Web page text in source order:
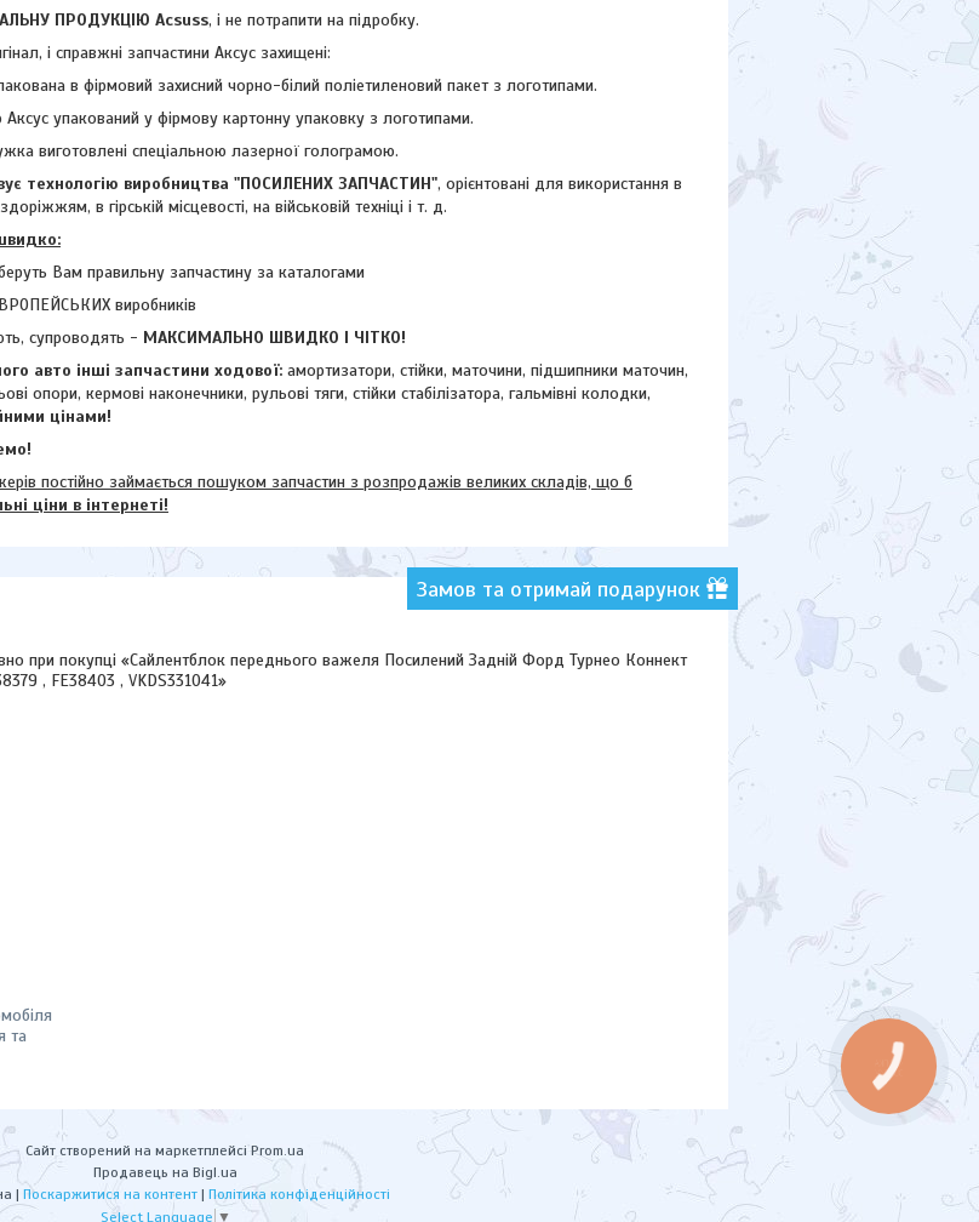
ПРОДУКЦІЮ Acsuss, і не потрапити на підробку.
і справжні запчастини Аксус захищені:
в фірмовий захисний чорно-білий поліетиленовий пакет з логотипами.
упакований у фірмову картонну упаковку з логотипами.
виготовлені спеціальною лазерної голограмою.
технологію виробництва "ПОСИЛЕНИХ ЗАПЧАСТИН", орієнтовані для використання в
в гірській місцевості, на військовій техніці і т. д.
Вам правильну запчастину за каталогами
виробників
супроводять - МАКСИМАЛЬНО ШВИДКО І ЧІТКО!
авто інші запчастини ходової: амортизатори, стійки, маточини, підшипники маточин,
опори, кермові наконечники, рульові тяги, стійки стабілізатора, гальмівні колодки,
цінами!
постійно займається пошуком запчастин з розпродажів великих складів, що б
ціни в інтернеті!
Замов та отримай подарунок
при покупці «Сайлентблок переднього важеля Посилений Задній Форд Турнео Коннект
, FE38403 , VKDS331041»
та
Сайт створений на маркетплейсіProm.ua
Продавець на Bigl.ua
Промшина | Поскаржитися на контент | Політика конфіденційності
Select Language ▼